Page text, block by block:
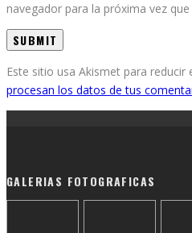
navegador para la próxima vez
Este sitio usa Akismet para reducir
procesan los datos de tus
GALERIAS FOTOGRAFICAS